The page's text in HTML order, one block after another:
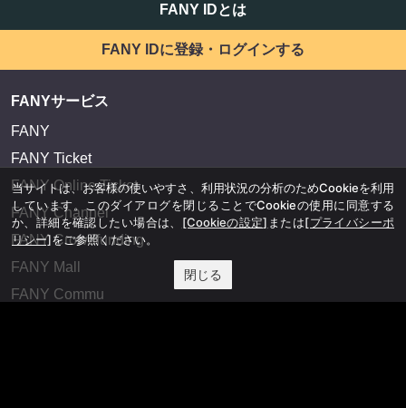
FANY IDとは
FANY IDに登録・ログインする
FANYサービス
FANY
FANY Ticket
FANY Online Ticket
FANY Channel
FANY Crowdfunding
FANY Mall
FANY Commu
当サイトは、お客様の使いやすさ、利用状況の分析のためCookieを利用
しています。このダイアログを閉じることでCookieの使用に同意する
か、詳細を確認したい場合は、 [Cookieの設定] または[プライバシーポ
リシー]をご参照ください。
閉じる